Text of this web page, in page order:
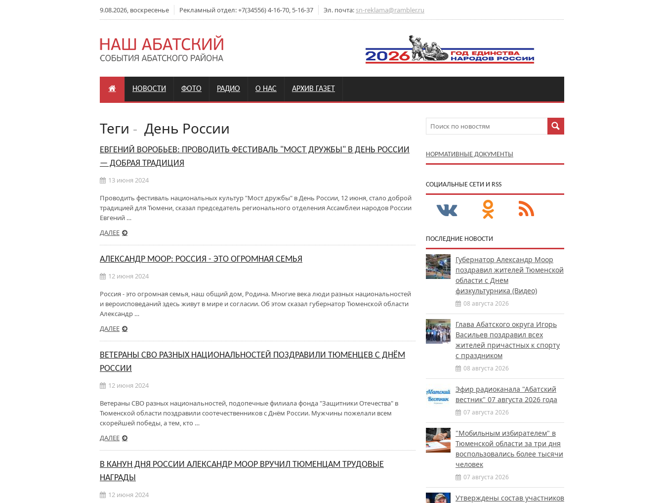
9.08.2026, воскресенье Рекламный отдел: +7(34556) 4-16-70, 5-16-37 Эл. почта: sn-reklama@rambler.ru
НОВОСТИ ФОТО РАДИО О НАС АРХИВ ГАЗЕТ
Теги - День России
ЕВГЕНИЙ ВОРОБЬЕВ: ПРОВОДИТЬ ФЕСТИВАЛЬ "МОСТ ДРУЖБЫ" В ДЕНЬ РОССИИ
— ДОБРАЯ ТРАДИЦИЯ
13 июня 2024
Проводить фестиваль национальных культур "Мост дружбы" в День России, 12 июня, стало доброй
традицией для Тюмени, сказал председатель регионального отделения Ассамблеи народов России
Евгений …
ДАЛЕЕ
АЛЕКСАНДР МООР: РОССИЯ - ЭТО ОГРОМНАЯ СЕМЬЯ
12 июня 2024
Россия - это огромная семья, наш общий дом, Родина. Многие века люди разных национальностей
и вероисповеданий здесь живут в мире и согласии. Об этом сказал губернатор Тюменской области
Александр …
ДАЛЕЕ
ВЕТЕРАНЫ СВО РАЗНЫХ НАЦИОНАЛЬНОСТЕЙ ПОЗДРАВИЛИ ТЮМЕНЦЕВ С ДНЁМ
РОССИИ
12 июня 2024
Ветераны СВО разных национальностей, подопечные филиала фонда "Защитники Отечества" в
Тюменской области поздравили соотечественников с Днём России. Мужчины пожелали всем
скорейшей победы, а тем, кто …
ДАЛЕЕ
В КАНУН ДНЯ РОССИИ АЛЕКСАНДР МООР ВРУЧИЛ ТЮМЕНЦАМ ТРУДОВЫЕ
НАГРАДЫ
12 июня 2024
НОРМАТИВНЫЕ ДОКУМЕНТЫ
CОЦИАЛЬНЫЕ СЕТИ И RSS
ПОСЛЕДНИЕ НОВОСТИ
Губернатор Александр Моор
поздравил жителей Тюменской
области с Днем
физкультурника (Видео)
08 августа 2026
Глава Абатского округа Игорь
Васильев поздравил всех
жителей причастных к спорту
с праздником
08 августа 2026
Эфир радиоканала "Абатский
вестник" 07 августа 2026 года
07 августа 2026
"Мобильным избирателем" в
Тюменской области за три дня
воспользовались более тысячи
человек
07 августа 2026
Утверждены состав участников